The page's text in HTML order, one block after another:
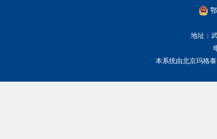
地址：
本系统由北京玛格